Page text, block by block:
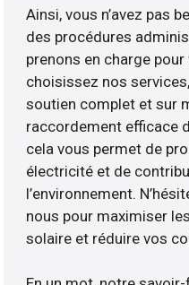
Ainsi, vous n’avez pas
des procédures
prenons en charge
choisissez nos
soutien complet et sur
raccordement efficace
cela vous permet de
électricité et de
l’environnement.
nous pour maximiser
solaire et réduire vos